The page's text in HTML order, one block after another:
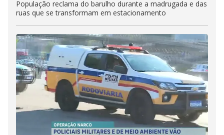
População reclama do barulho durante a madrugada e das
ruas que se transformam em estacionamento